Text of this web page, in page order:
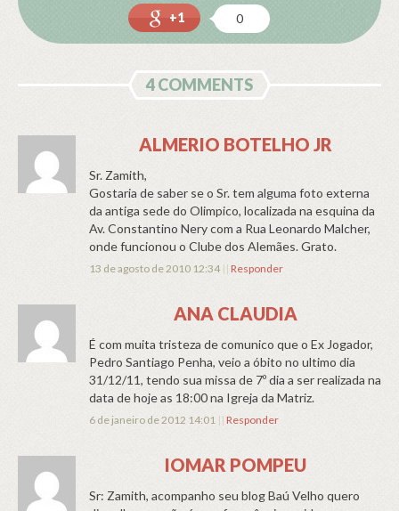
+1 0
4 COMMENTS
ALMERIO BOTELHO JR
Sr. Zamith,
Gostaria de saber se o Sr. tem alguma foto externa
da antiga sede do Olimpico, localizada na esquina da
Av. Constantino Nery com a Rua Leonardo Malcher,
onde funcionou o Clube dos Alemães. Grato.
13 de agosto de 2010 12:34 || Responder
ANA CLAUDIA
É com muita tristeza de comunico que o Ex Jogador,
Pedro Santiago Penha, veio a óbito no ultimo dia
31/12/11, tendo sua missa de 7º dia a ser realizada na
data de hoje as 18:00 na Igreja da Matriz.
6 de janeiro de 2012 14:01 || Responder
IOMAR POMPEU
Sr: Zamith, acompanho seu blog Baú Velho quero